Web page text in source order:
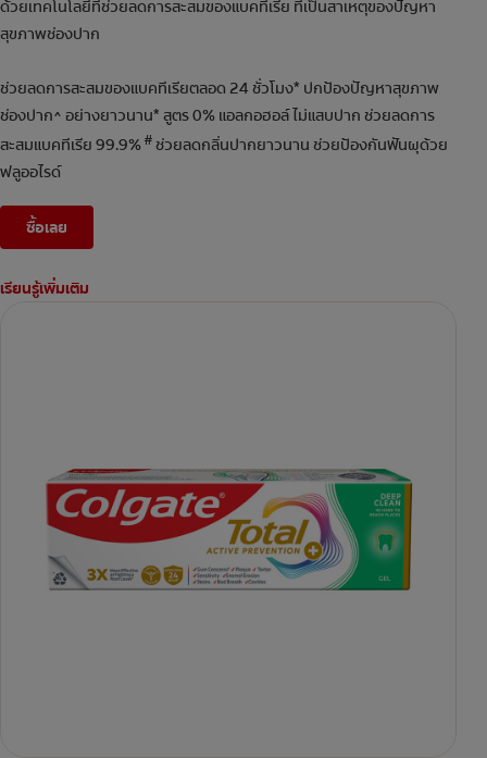
ด้วยเทคโนโลยีที่ช่วยลดการสะสมของแบคทีเรีย ที่เป็นสาเหตุของปัญหา
สุขภาพช่องปาก
ช่วยลดการสะสมของแบคทีเรียตลอด 24 ชั่วโมง* ปกป้องปัญหาสุขภาพ
ช่องปาก^ อย่างยาวนาน* สูตร 0% แอลกอฮอล์ ไม่แสบปาก ช่วยลดการ
สะสมแบคทีเรีย 99.9%# ช่วยลดกลิ่นปากยาวนาน ช่วยป้องกันฟันผุด้วย
ฟลูออไรด์
ซื้อเลย
เรียนรู้เพิ่มเติม